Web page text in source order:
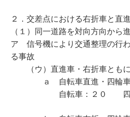
２．交差点における右折車と直
（１）同一道路を対向方向から
ア 信号機により交通整理の行
る事故
（ウ）直進車・右折車とも
ａ 自転車直進・四輪車右
自転車：２０ 四輪